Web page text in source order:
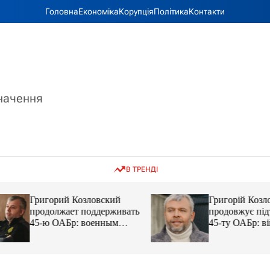
ГоловнаЕкономікаКорупціяПолітикаКонтакти
В ТРЕНДІ
Григорий Козловский
продолжает поддерживать
45-ю ОАБр: военным
Григорій
продовжує
45-ту ОАБр:
передали